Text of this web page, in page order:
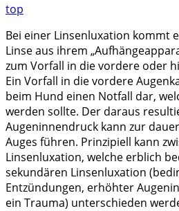
top
Bei einer Linsenluxation kommt
Linse aus ihrem
zum Vorfall in die vordere oder
Ein Vorfall in die vordere
beim Hund einen Notfall dar,
werden sollte. Der daraus
Augeninnendruck kann zur
Auges führen. Prinzipiell kann
Linsenluxation, welche erblich
sekundären Linsenluxation
Entzündungen, erhöhter
ein Trauma) unterschieden